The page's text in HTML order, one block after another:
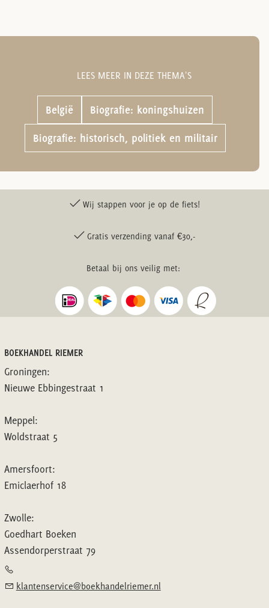
België Biografie: koningshuizen
Biografie: historisch, politiek en militair
LEES MEER IN DEZE THEMA'S
Wij stappen voor je op de fiets!
Gratis verzending vanaf €30,-
Betaal bij ons veilig met:
BOEKHANDEL RIEMER
Groningen:
Nieuwe Ebbingestraat 1
Meppel:
Woldstraat 5
Amersfoort:
Emiclaerhof 18
Zwolle:
Goedhart Boeken
Assendorperstraat 79
klantenservice@boekhandelriemer.nl